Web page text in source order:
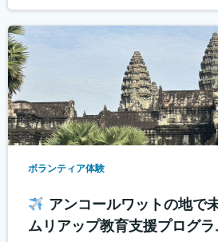
ボランティア体験
アンコールワットの地で
ムリアップ教育支援プログ